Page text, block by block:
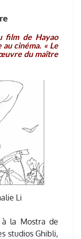
film de Hayao
cinéma. « Le
du maître
Li
la Mostra de
studios Ghibli,